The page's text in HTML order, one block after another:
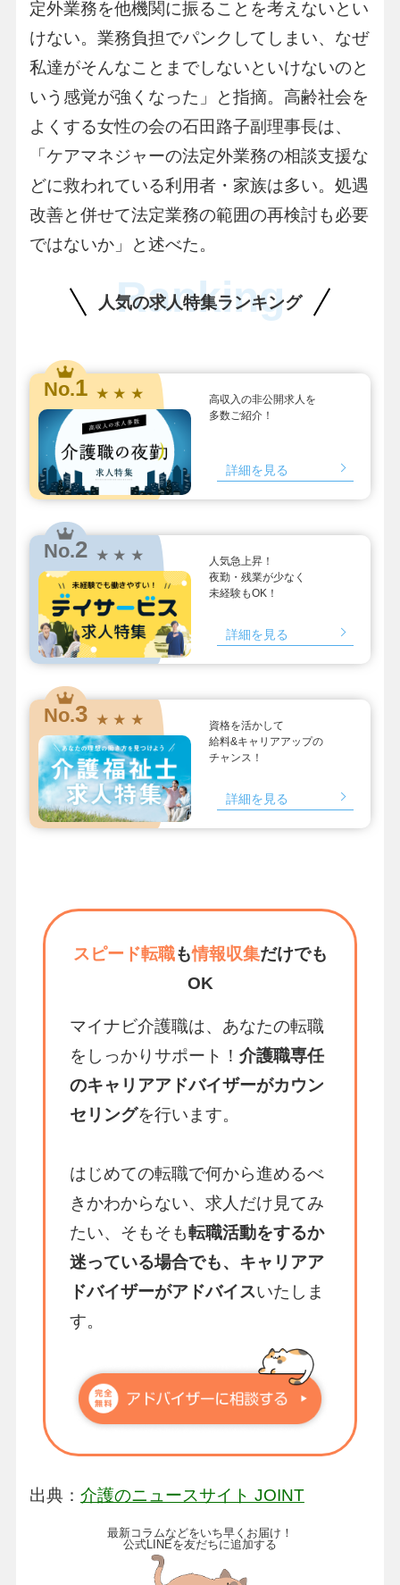
定外業務を他機関に振ることを考えないとい
けない。業務負担でパンクしてしまい、なぜ
私達がそんなことまでしないといけないのと
いう感覚が強くなった」と指摘。高齢社会を
よくする女性の会の石田路子副理事長は、
「ケアマネジャーの法定外業務の相談支援な
どに救われている利用者・家族は多い。処遇
改善と併せて法定業務の範囲の再検討も必要
ではないか」と述べた。
人気の求人特集ランキング
Ranking
No.1 ★ ★ ★
高収入の非公開求人を
多数ご紹介！
詳細を見る
No.2 ★ ★ ★
人気急上昇！
夜勤・残業が少なく
未経験もOK！
詳細を見る
No.3 ★ ★ ★
資格を活かして
給料&キャリアアップの
チャンス！
詳細を見る
スピード転職も情報収集だけでも
OK
マイナビ介護職は、あなたの転職
をしっかりサポート！ 介護職専任
のキャリアアドバイザーがカウン
セリングを行います。
はじめての転職で何から進めるべ
きかわからない、求人だけ見てみ
たい、そもそも転職活動をするか
迷っている場合でも、キャリアア
ドバイザーがアドバイスいたしま
す。
出典： 介護のニュースサイト JOINT
最新コラムなどをいち早くお届け！
公式LINEを友だちに追加する